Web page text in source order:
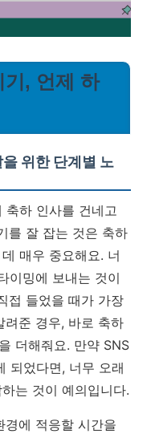
, 언제 하
위한 단계별 노
축하 인사를 건네고
를 잘 잡는 것은 축하
매우 중요해요. 너
이밍에 보내는 것이
접 들었을 때가 가장
려준 경우, 바로 축하
더해줘요. 만약 SNS
되었다면, 너무 오래
는 것이 예의입니다.
경에 적응할 시간을